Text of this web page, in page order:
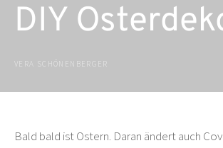
DIY
VERA SCHÖNENBERGER
Bald bald ist Ostern. Daran ändert auch